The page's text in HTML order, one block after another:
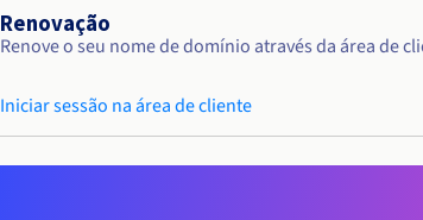
Renovação
Renove o seu nome de domínio através da área de
Iniciar sessão na área de cliente